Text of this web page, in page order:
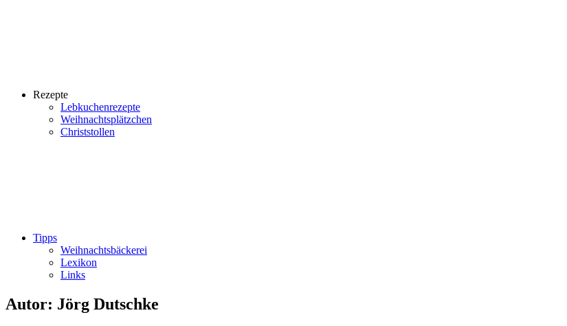
Rezepte
Lebkuchenrezepte
Weihnachtsplätzchen
Christstollen
Tipps
Weihnachtsbäckerei
Lexikon
Links
Autor: Jörg Dutschke